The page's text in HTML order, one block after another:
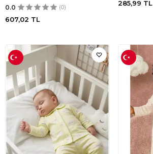
0.0 (0)
607,02 TL
285,99 TL